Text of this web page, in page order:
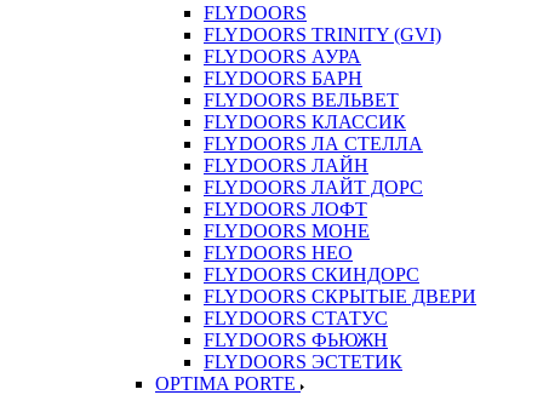
FLYDOORS
FLYDOORS TRINITY (GVI)
FLYDOORS АУРА
FLYDOORS БАРН
FLYDOORS ВЕЛЬВЕТ
FLYDOORS КЛАССИК
FLYDOORS ЛА СТЕЛЛА
FLYDOORS ЛАЙН
FLYDOORS ЛАЙТ ДОРС
FLYDOORS ЛОФТ
FLYDOORS МОНЕ
FLYDOORS НЕО
FLYDOORS СКИНДОРС
FLYDOORS СКРЫТЫЕ ДВЕРИ
FLYDOORS СТАТУС
FLYDOORS ФЬЮЖН
FLYDOORS ЭСТЕТИК
OPTIMA PORTE